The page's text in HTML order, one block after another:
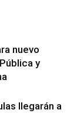
nuevo
y
llegarán a